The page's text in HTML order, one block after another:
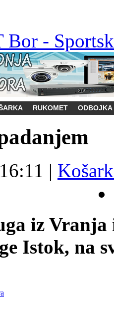
RUKOMET ODBOJKA
16:11 |
iz
Istok, na